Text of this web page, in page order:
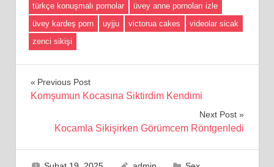
türkçe konuşmalı pornolar
üvey anne pornoları izle
üvey kardeş porn
uyjju victorua cakes
videolar sicak
zenci sikişi
Yazı
Previous Post
Komşumun Kocasına Siktirdim Kendimi
Next Post
Kocamla Sikişirken Görümcem Röntgenledi